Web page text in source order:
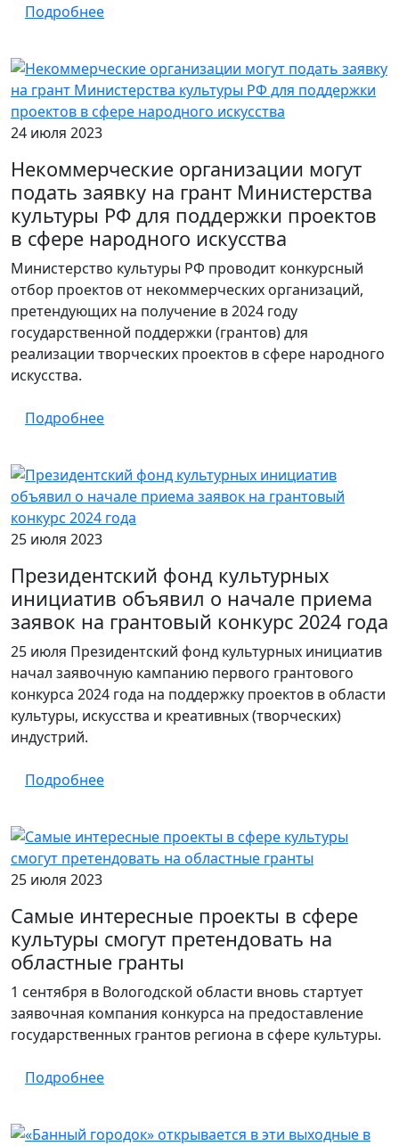
Подробнее
24 июля 2023
Некоммерческие организации могут
подать заявку на грант Министерства
культуры РФ для поддержки проектов
в сфере народного искусства
Министерство культуры РФ проводит конкурсный
отбор проектов от некоммерческих организаций,
претендующих на получение в 2024 году
государственной поддержки (грантов) для
реализации творческих проектов в сфере народного
искусства.
Подробнее
25 июля 2023
Президентский фонд культурных
инициатив объявил о начале приема
заявок на грантовый конкурс 2024 года
25 июля Президентский фонд культурных инициатив
начал заявочную кампанию первого грантового
конкурса 2024 года на поддержку проектов в области
культуры, искусства и креативных (творческих)
индустрий.
Подробнее
25 июля 2023
Самые интересные проекты в сфере
культуры смогут претендовать на
областные гранты
1 сентября в Вологодской области вновь стартует
заявочная компания конкурса на предоставление
государственных грантов региона в сфере культуры.
Подробнее